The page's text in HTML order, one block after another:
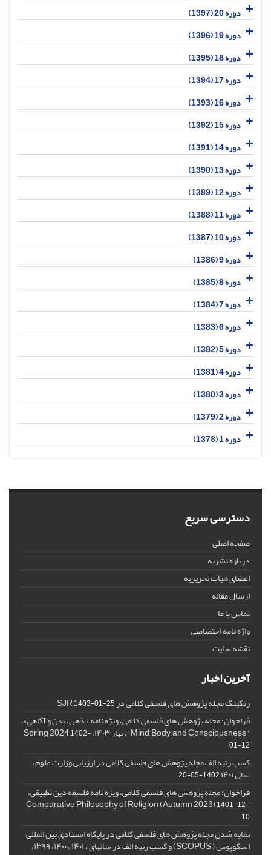
دوره 20 (1397)
دوره 19 (1396)
دوره 18 (1395)
دوره 17 (1394)
دوره 16 (1393)
دوره 15 (1392)
دوره 14 (1391)
دوره 13 (1390)
دوره 12 (1389)
دوره 11 (1388)
دوره 10 (1387)
دوره 9 (1386)
دوره 8 (1385)
دوره 7 (1384)
دوره 6 (1383)
دوره 5 (1382)
دوره 4 (1381)
دوره 3 (1380)
دوره 2 (1379)
دوره 1 (1378)
دسترسی سریع
صفحه اصلی
درباره نشریه
اعضای هیات تحریریه
ارسال مقاله
تماس با ما
واژه نامه اختصاصی
نقشه سایت
آخرین اخبار
رنکینگ مجله پژوهش های فلسفی کلامی در SJR1403-01-25
فراخوان: مجله پژوهش های فلسفی کلامی، ویژه نامه « ذهن، بدن و آگاهی»،
"Mind, Body, and Consciousness"، بهار ۱۴۰۳، Spring 2024
1402-
01-12
کسب رتبه الف مجله پژوهش های فلسفی کلامی در ارزیابی وزارت علوم،
سال ۱۴۰۱ 1402-05-20
فراخوان: مجله پژوهش های فلسفی کلامی، ویژه نامه فلسفه دین تطبیقی،
,Comparative Philosophy of Religion (Autumn 2023)
1401-12-
10
نمایه شدن مجله پژوهش های فلسفی کلامی در پایگاه استنادی بین المللی
اسکوپوس ( SCOPUS) و کسب رتبه الف در سالهای ، ۱۴۰۱ ، ۱۴۰۰، ۱۳۹۹،